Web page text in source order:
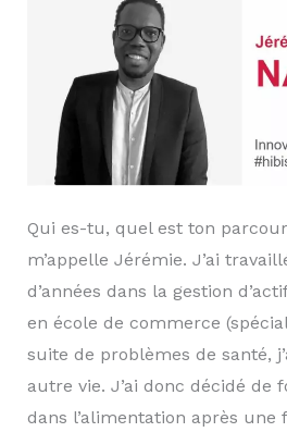
Qui es-tu, quel est ton
m’appelle Jérémie. J’ai
d’années dans la gestion
en école de commerce
suite de problèmes de santé,
autre vie. J’ai donc décidé de
dans l’alimentation après une